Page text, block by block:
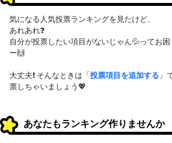
気になる人気投票ランキングを見たけど、
あれあれ❓
自分が投票したい項目がないじゃん💦ってお
ー🙌
大丈夫❗ そんなときは「 投票項目を追加する 」
票しちゃいましょう💖
あなたもランキング作りませんか